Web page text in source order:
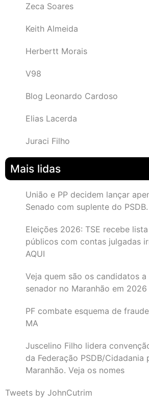
Zeca Soares
Keith Almeida
Herbertt Morais
V98
Blog Leonardo Cardoso
Elias Lacerda
Juraci Filho
Mais lidas
União e PP decidem lançar
Senado com suplente do
Eleições 2026: TSE recebe
públicos com contas julgadas
AQUI
Veja quem são os candidatos
senador no Maranhão em 2026
PF combate esquema de
MA
Juscelino Filho lidera
da Federação PSDB/Cidadania
Maranhão. Veja os nomes
Tweets by JohnCutrim